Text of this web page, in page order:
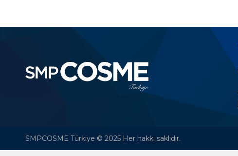
SMPCOSME Türkiye © 2025 Her hakkı saklıdır.